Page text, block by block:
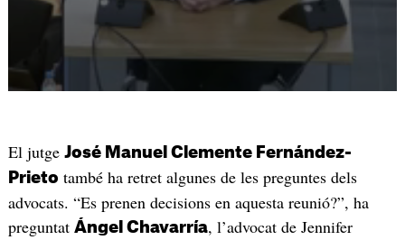
El jutge José Manuel Clemente Fernández-
Prieto també ha retret algunes de les preguntes dels
advocats. “Es prenen decisions en aquesta reunió?”, ha
preguntat Ángel Chavarría, l’advocat de Jennifer